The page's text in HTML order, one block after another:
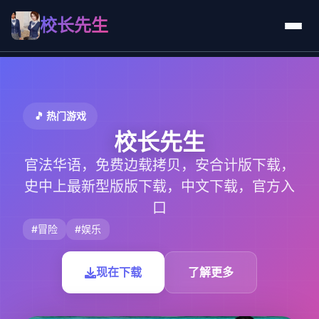
校长先生
🎵 热门游戏
校长先生
官法华语，免费边载拷贝，安合计版下载，
史中上最新型版版下载，中文下载，官方入
口
#冒险 #娱乐
现在下载 了解更多